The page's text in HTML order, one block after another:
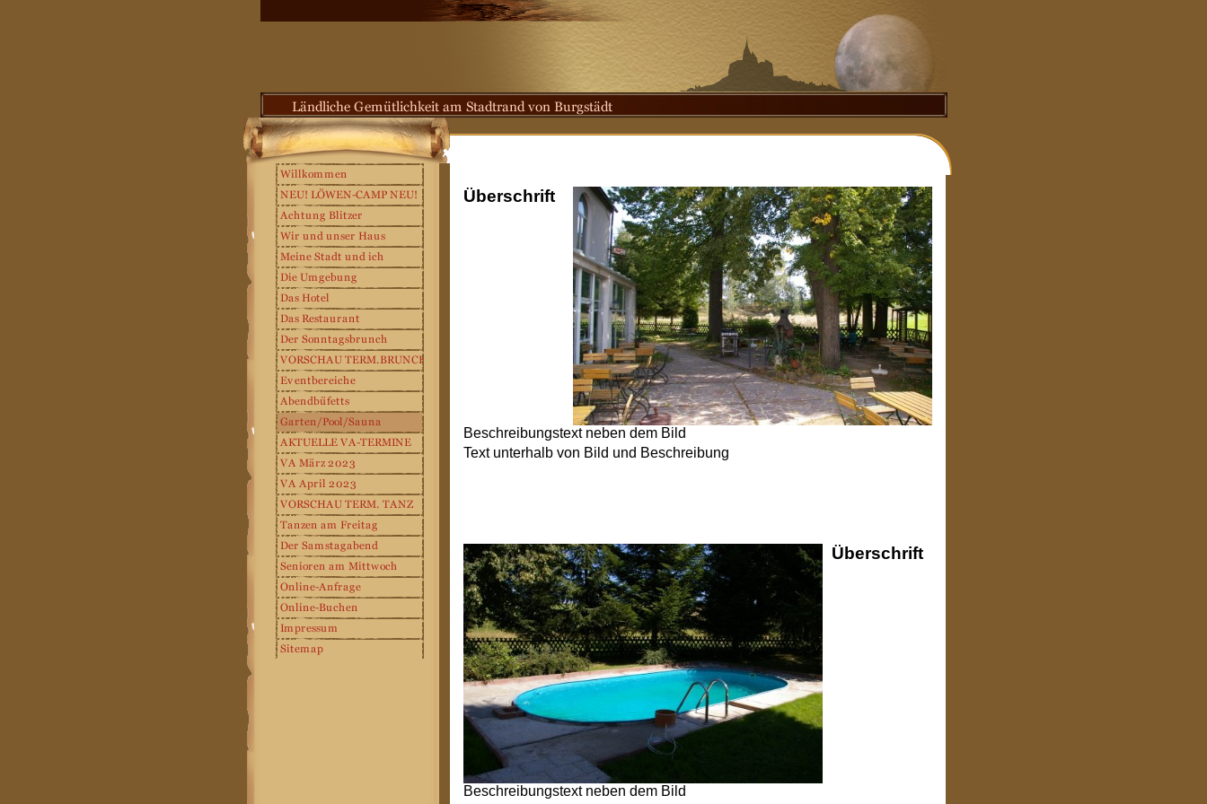
Überschrift
Beschreibungstext neben dem Bild
Text unterhalb von Bild und Beschreibung
Überschrift
Beschreibungstext neben dem Bild